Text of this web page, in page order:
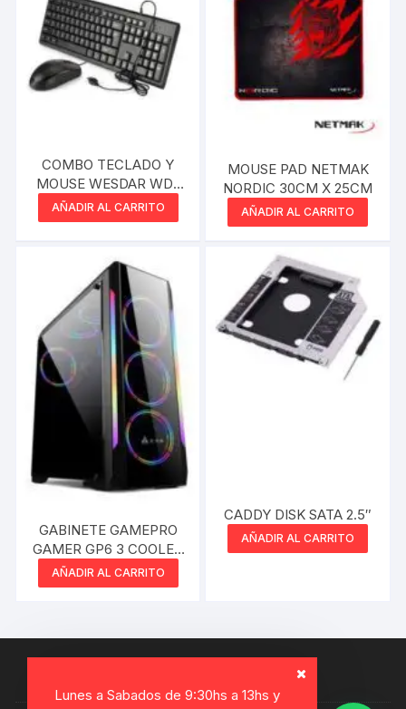
Lunes a Sabados de 9:30hs a 13hs y
COMBO TECLADO Y
MOUSE WESDAR WD-
KM5-BL
AÑADIR AL CARRITO
MOUSE PAD NETMAK
NORDIC 30CM X 25CM
AÑADIR AL CARRITO
GABINETE GAMEPRO
GAMER GP6 3 COOLER
120MM VIDRIO
TEMPLADO
AÑADIR AL CARRITO
CADDY DISK SATA 2.5″
AÑADIR AL CARRITO